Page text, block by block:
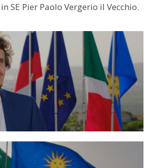
SE Pier Paolo Vergerio il Vecchio.